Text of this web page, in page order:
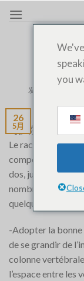
发布于
26
5月
呵护你的下背部
Le rachis
composé de cinq
dos, jusqu’au
nombreux maux
quelques conseils
-Adopter la bonne
de se grandir de
colonne
l’espace entre
you